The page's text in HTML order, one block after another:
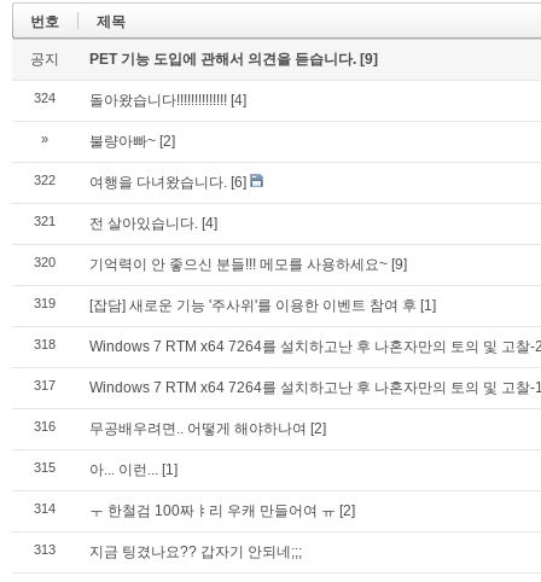
번호 제목
공지 PET 기능 도입에 관해서 의견을 듣습니다. [9]
324 돌아왔습니다!!!!!!!!!!!!!! [4]
» 불량아빠~ [2]
322 여행을 다녀왔습니다. [6]
321 전 살아있습니다. [4]
320 기억력이 안 좋으신 분들!!! 메모를 사용하세요~ [9]
319 [잡담] 새로운 기능 '주사위'를 이용한 이벤트 참여 후 [1]
318 Windows 7 RTM x64 7264를 설치하고난 후 나혼자만의 토의 및 고찰-
317 Windows 7 RTM x64 7264를 설치하고난 후 나혼자만의 토의 및 고찰-
316 무공배우려면.. 어떻게 해야하나여 [2]
315 아... 이런... [1]
314 ㅜ 한철검 100짜ㅑ리 우캐 만들어여 ㅠ [2]
313 지금 팅겼나요?? 갑자기 안되네;;;